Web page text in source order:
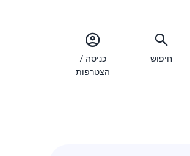
חיפוש
כניסה /
הצטרפות